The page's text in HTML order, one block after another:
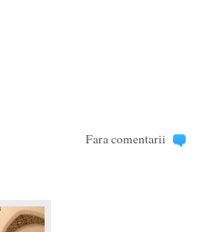
Fara comentarii